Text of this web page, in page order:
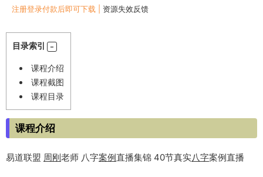
注册登录付款后即可下载 | 资源失效反馈
目录索引
课程介绍
课程截图
课程目录
课程介绍
易道联盟 周刚老师 八字案例直播集锦 40节真实八字案例直播